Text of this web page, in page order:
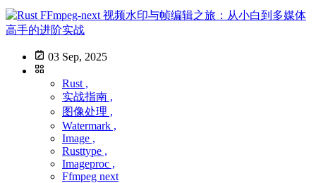
03 Sep, 2025
Rust ,
实战指南 ,
图像处理 ,
Watermark ,
Image ,
Rusttype ,
Imageproc ,
Ffmpeg next